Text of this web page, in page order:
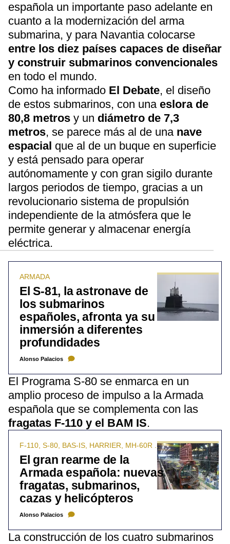
española un importante paso adelante en
cuanto a la modernización del arma
submarina, y para Navantia colocarse
entre los diez países capaces de diseñar
y construir submarinos convencionales
en todo el mundo.
Como ha informado El Debate, el diseño
de estos submarinos, con una eslora de
80,8 metros y un diámetro de 7,3
metros, se parece más al de una nave
espacial que al de un buque en superficie
y está pensado para operar
autónomamente y con gran sigilo durante
largos periodos de tiempo, gracias a un
revolucionario sistema de propulsión
independiente de la atmósfera que le
permite generar y almacenar energía
eléctrica.
ARMADA
El S-81, la astronave de
los submarinos
españoles, afronta ya su
inmersión a diferentes
profundidades
Alonso Palacios
El Programa S-80 se enmarca en un
amplio proceso de impulso a la Armada
española que se complementa con las
fragatas F-110 y el BAM IS.
F-110, S-80, BAS-IS, HARRIER, MH-60R ...
El gran rearme de la
Armada española: nuevas
fragatas, submarinos,
cazas y helicópteros
Alonso Palacios
La construcción de los cuatro submarinos